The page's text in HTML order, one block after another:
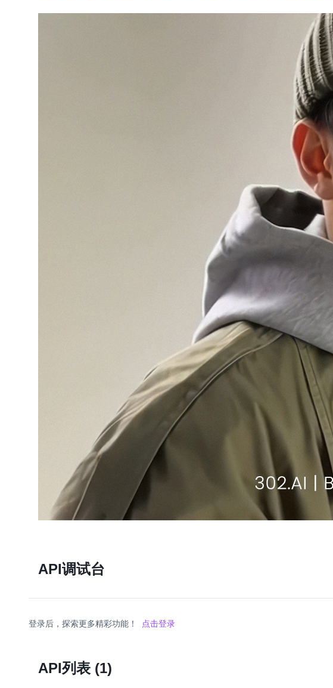
API调试台
登录后，探索更多精彩功能！ 点击登录
API列表 (1)